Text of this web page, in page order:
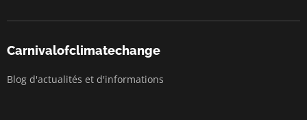
Carnivalofclimatechange
Blog d'actualités et d'informations